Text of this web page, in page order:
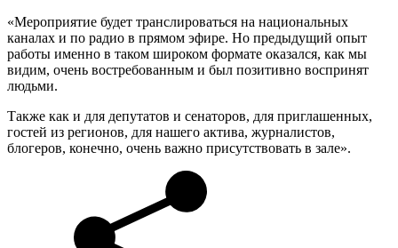
«Мероприятие будет транслироваться на национальных
каналах и по радио в прямом эфире. Но предыдущий опыт
работы именно в таком широком формате оказался, как мы
видим, очень востребованным и был позитивно воспринят
людьми.
Также как и для депутатов и сенаторов, для приглашенных,
гостей из регионов, для нашего актива, журналистов,
блогеров, конечно, очень важно присутствовать в зале».